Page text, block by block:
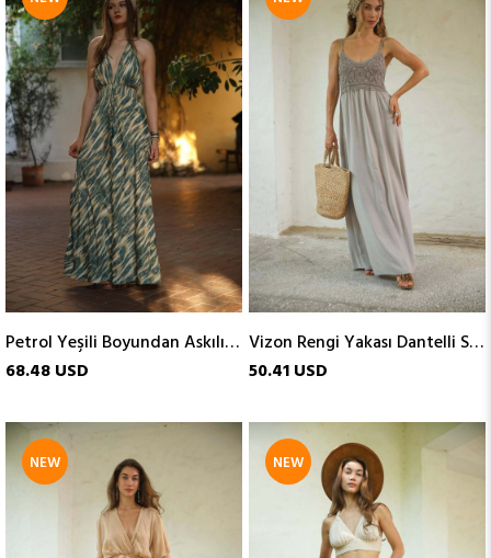
Petrol Yeşili Boyundan Askılı Gipeli İpek Elbise
68.48 USD
ITEM
Vizon Rengi Yakası Dantelli Sırtı Gipeli Askılı Elbise
50.41 USD
NEW NEW